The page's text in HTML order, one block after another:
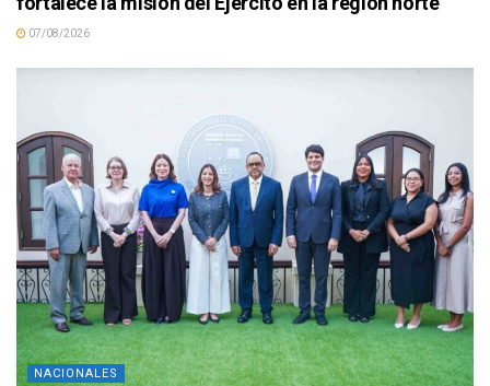
07/08/2026
NACIONALES